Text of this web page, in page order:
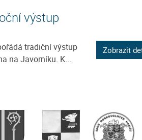
výstup
tradiční výstup
na Javorníku. K...
Zobrazit